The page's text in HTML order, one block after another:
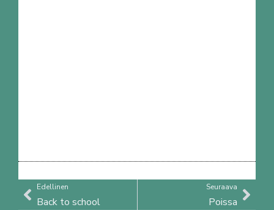
Prev
Edellinen
Back to school
Seuraava
Poissa